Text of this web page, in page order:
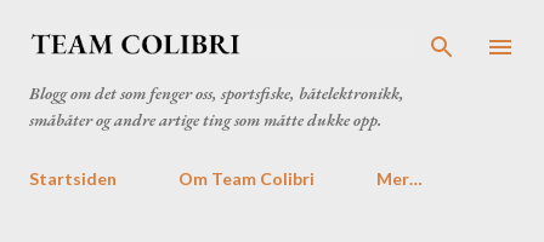
Blogg om det som fenger oss, sportsfiske, båtelektronikk,
småbåter og andre artige ting som måtte dukke opp.
Startsiden Om Team Colibri Mer…